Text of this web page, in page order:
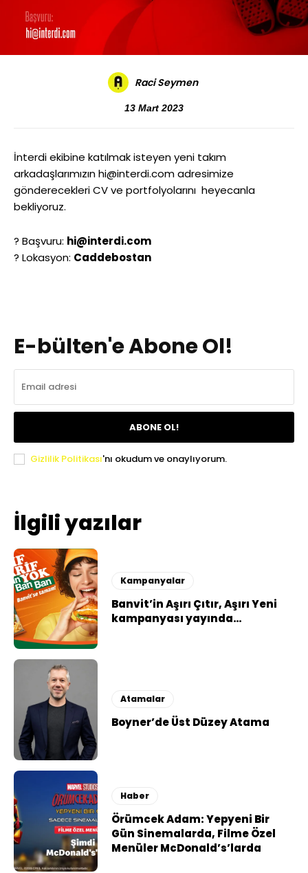
Raci Seymen
13 Mart 2023
İnterdi ekibine katılmak isteyen yeni takım
arkadaşlarımızın hi@interdi.com adresimize
gönderecekleri CV ve portfolyolarını heyecanla
bekliyoruz.
? Başvuru: hi@interdi.com
? Lokasyon: Caddebostan
E-bülten'e Abone Ol!
ABONE OL!
Gizlilik Politikası'nı okudum ve onaylıyorum.
İlgili yazılar
Kampanyalar
Banvit’in Aşırı Çıtır, Aşırı Yeni
kampanyası yayında…
Atamalar
Boyner’de Üst Düzey Atama
Haber
Örümcek Adam: Yepyeni Bir
Gün Sinemalarda, Filme Özel
Menüler McDonald’s’larda